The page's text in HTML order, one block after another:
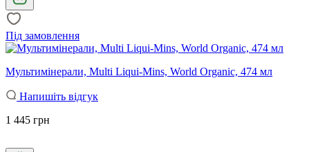
Під замовлення
Мультимінерали, Multi Liqui-Mins, World Organic, 474 мл
Напишіть відгук
1 445 грн